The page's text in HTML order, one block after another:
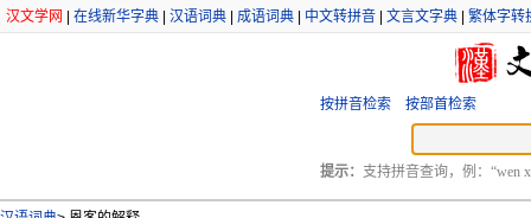
汉文学网 在线新华字典 汉语词典 成语词典 中文转拼音 文言文字典 繁体字转
按拼音检索 按部首检索
提示： 支持拼音查询，例：“wen